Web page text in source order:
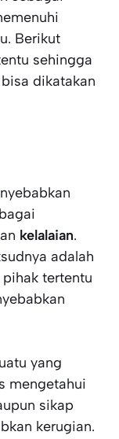
Berikut
sehingga
dikatakan
kelalaian.
adalah
tertentu
yang
mengetahui
sikap
kerugian.